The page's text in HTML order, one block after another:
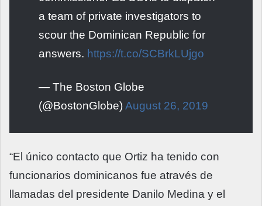
a team of private investigators to
scour the Dominican Republic for
answers. https://t.co/SCBrkLUjgo
— The Boston Globe
(@BostonGlobe)August 26, 2019
“El único contacto que Ortiz ha tenido con
funcionarios dominicanos fue através de
llamadas del presidente Danilo Medina y el